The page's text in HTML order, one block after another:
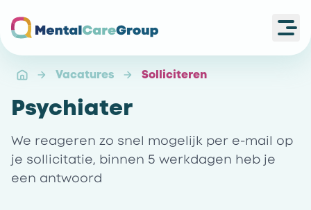
Vacatures Solliciteren
Psychiater
We reageren zo snel mogelijk per e-mail op
je sollicitatie, binnen 5 werkdagen heb je
een antwoord